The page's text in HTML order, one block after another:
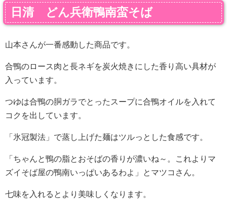
日清 どん兵衛鴨南蛮そば
山本さんが一番感動した商品です。
合鴨のロース肉と長ネギを炭火焼きにした香り高い具材が
入っています。
つゆは合鴨の胴ガラでとったスープに合鴨オイルを入れて
コクを出しています。
「氷冠製法」で蒸し上げた麺はツルっとした食感です。
「ちゃんと鴨の脂とおそばの香りが濃いね～。これよりマ
ズイそば屋の鴨南いっぱいあるわよ」とマツコさん。
七味を入れるとより美味しくなります。